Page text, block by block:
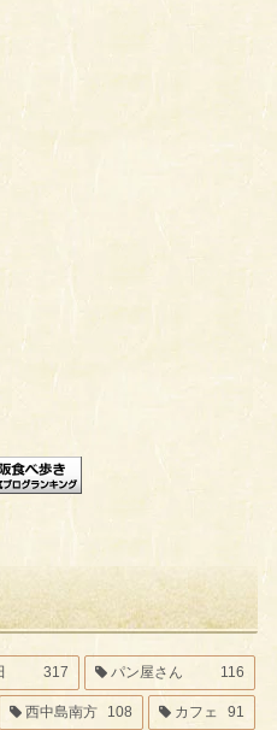
317 パン屋さん 116
西中島南方 108 カフェ 91